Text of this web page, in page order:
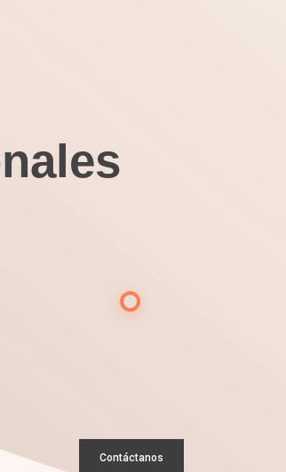
Contáctanos